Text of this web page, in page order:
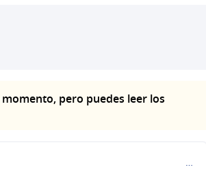
pero puedes leer los
…